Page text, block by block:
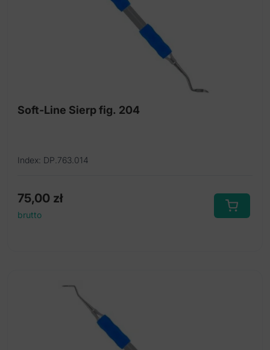
Soft-Line Sierp fig. 204
Index: DP.763.014
75,00 zł
brutto